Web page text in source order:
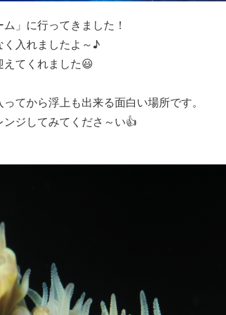
」に行ってきました！
く入れましたよ～♪
てくれました😃
てから浮上も出来る面白い場所です。
ジしてみてくださ～い👍